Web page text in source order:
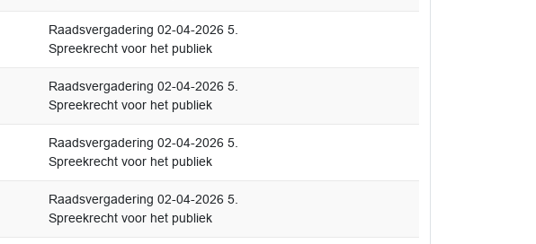
Raadsvergadering 02-04-2026 5.
Spreekrecht voor het publiek
Raadsvergadering 02-04-2026 5.
Spreekrecht voor het publiek
Raadsvergadering 02-04-2026 5.
Spreekrecht voor het publiek
Raadsvergadering 02-04-2026 5.
Spreekrecht voor het publiek